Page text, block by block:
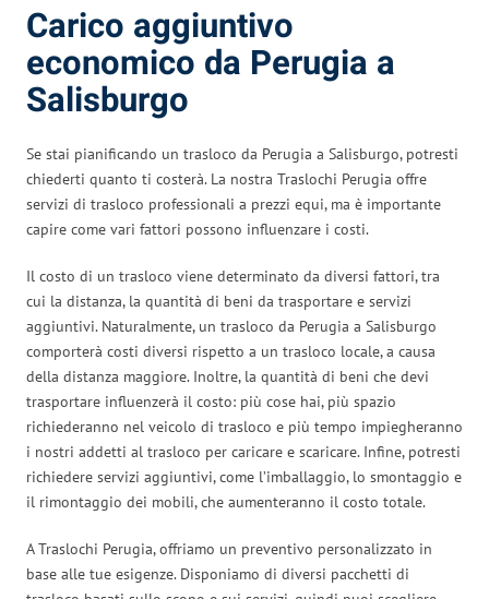
Carico aggiuntivo
economico da Perugia a
Salisburgo
Se stai pianificando un trasloco da Perugia a Salisburgo, potresti
chiederti quanto ti costerà. La nostra Traslochi Perugia offre
servizi di trasloco professionali a prezzi equi, ma è importante
capire come vari fattori possono influenzare i costi.
Il costo di un trasloco viene determinato da diversi fattori, tra
cui la distanza, la quantità di beni da trasportare e servizi
aggiuntivi. Naturalmente, un trasloco da Perugia a Salisburgo
comporterà costi diversi rispetto a un trasloco locale, a causa
della distanza maggiore. Inoltre, la quantità di beni che devi
trasportare influenzerà il costo: più cose hai, più spazio
richiederanno nel veicolo di trasloco e più tempo impiegheranno
i nostri addetti al trasloco per caricare e scaricare. Infine, potresti
richiedere servizi aggiuntivi, come l’imballaggio, lo smontaggio e
il rimontaggio dei mobili, che aumenteranno il costo totale.
A Traslochi Perugia, offriamo un preventivo personalizzato in
base alle tue esigenze. Disponiamo di diversi pacchetti di